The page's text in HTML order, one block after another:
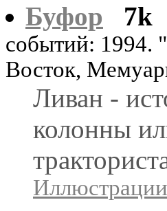
Буфор
7k
событий: 1994.
Восток,
Ливан -
колонны